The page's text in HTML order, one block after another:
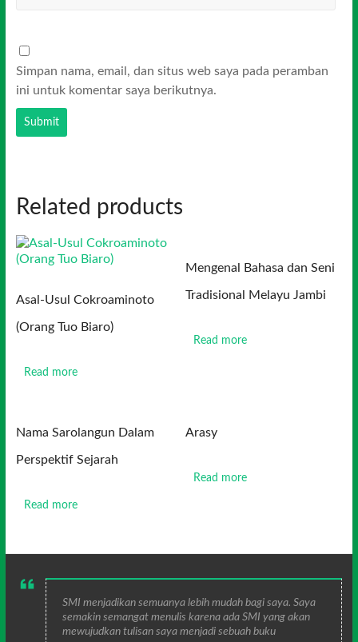
Simpan nama, email, dan situs web saya pada peramban
ini untuk komentar saya berikutnya.
Related products
Asal-Usul Cokroaminoto
(Orang Tuo Biaro)
Read more
Mengenal Bahasa dan Seni
Tradisional Melayu Jambi
Read more
Nama Sarolangun Dalam
Perspektif Sejarah
Read more
Arasy
Read more
SMI menjadikan semuanya lebih mudah bagi saya. Saya
semakin semangat menulis karena ada SMI yang akan
mewujudkan tulisan saya menjadi sebuah buku